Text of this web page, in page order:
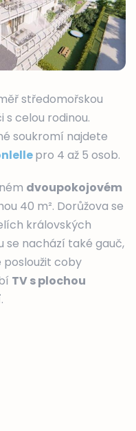
středomořskou
celou rodinou.
soukromí najdete
pro 4 až 5 osob.
dvoupokojovém
40 m². Dorůžova se
královských
nachází také gauč,
coby
TV s plochou
.